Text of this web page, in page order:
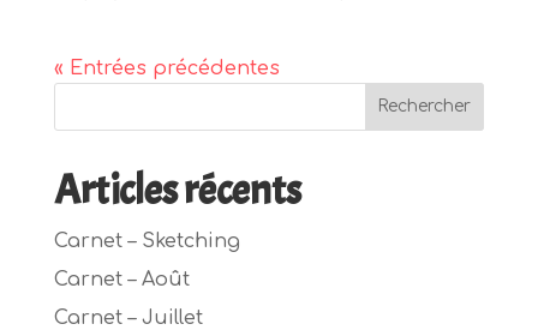
« Entrées précédentes
Rechercher
Articles récents
Carnet – Sketching
Carnet – Août
Carnet – Juillet